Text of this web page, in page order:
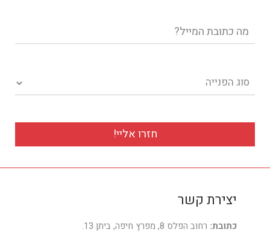
דוא"ל
סוג הפנייה
יצירת קשר
כתובת: רחוב הפלס 8, מפרץ חיפה, ביתן 13.